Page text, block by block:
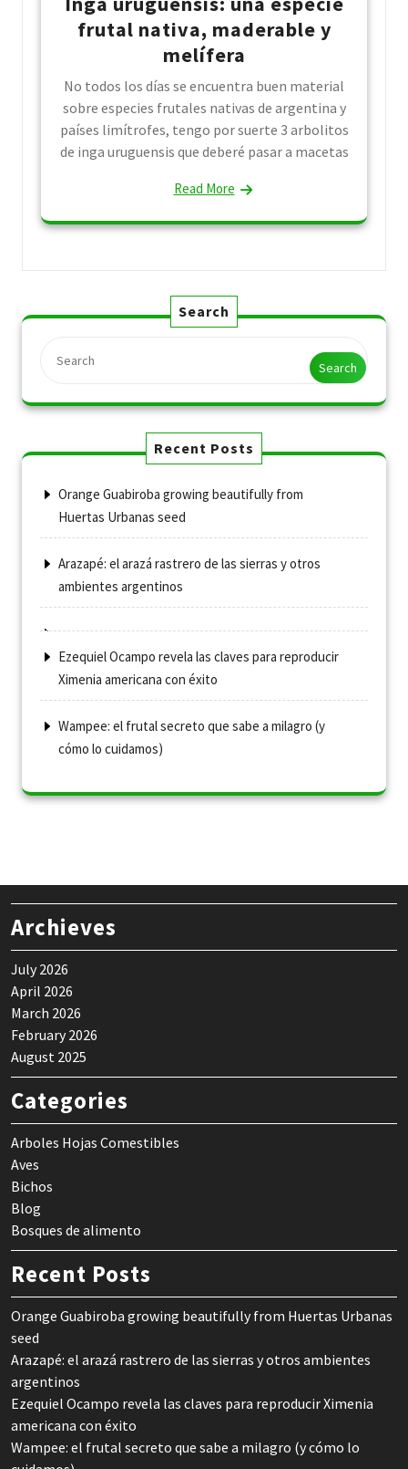
frutal nativa, maderable y
melífera
No todos los días se encuentra buen material
sobre especies frutales nativas de argentina y
países limítrofes, tengo por suerte 3 arbolitos
de inga uruguensis que deberé pasar a macetas
Read More
Search
Search
Recent Posts
Orange Guabiroba growing beautifully from
Huertas Urbanas seed
Arazapé: el arazá rastrero de las sierras y otros
ambientes argentinos
Ezequiel Ocampo revela las claves para reproducir
Ximenia americana con éxito
Wampee: el frutal secreto que sabe a milagro (y
cómo lo cuidamos)
Archieves
July 2026
April 2026
March 2026
February 2026
August 2025
Categories
Arboles Hojas Comestibles
Aves
Bichos
Blog
Bosques de alimento
Recent Posts
Orange Guabiroba growing beautifully from Huertas Urbanas
seed
Arazapé: el arazá rastrero de las sierras y otros ambientes
argentinos
Ezequiel Ocampo revela las claves para reproducir Ximenia
americana con éxito
Wampee: el frutal secreto que sabe a milagro (y cómo lo